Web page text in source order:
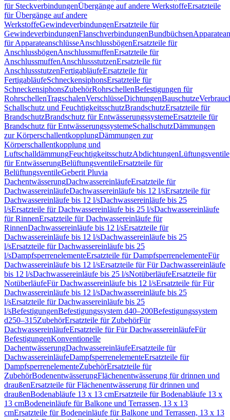
für SteckverbindungenÜbergänge auf andere WerkstoffeErsatzteile
für Übergänge auf andere
WerkstoffeGewindeverbindungenErsatzteile für
GewindeverbindungenFlanschverbindungenBundbüchsen
für ApparateanschlüsseAnschlussbögenErsatzteile für
AnschlussbögenAnschlussmuffenErsatzteile für
AnschlussmuffenAnschlussstutzenErsatzteile für
AnschlussstutzenFertigabläufeErsatzteile für
FertigabläufeSchneckensiphonsErsatzteile für
SchneckensiphonsZubehörRohrschellenBefestigungen für
RohrschellenTragschalenVerschlüsseDichtungenBauschutze
Schallschutz und FeuchtigkeitsschutzBrandschutzErsatzteile für
BrandschutzBrandschutz für EntwässerungssystemeErsatzteile für
Brandschutz für EntwässerungssystemeSchallschutzDämmungen
zur KörperschallentkopplungDämmungen zur
Körperschallentkopplung und
LuftschalldämmungFeuchtigkeitsschutzAbdichtungenLüftungsventile
für EntwässerungBelüftungsventileErsatzteile für
BelüftungsventileGeberit Pluvia
DachentwässerungDachwassereinläufeErsatzteile für
DachwassereinläufeDachwassereinläufe bis 12 l/sErsatzteile für
Dachwassereinläufe bis 12 l/sDachwassereinläufe bis 25
l/sErsatzteile für Dachwassereinläufe bis 25 l/sDachwassereinläufe
für RinnenErsatzteile für Dachwassereinläufe für
RinnenDachwassereinläufe bis 12 l/sErsatzteile für
Dachwassereinläufe bis 12 l/sDachwassereinläufe bis 25
l/sErsatzteile für Dachwassereinläufe bis 25
l/sDampfsperrenelementeErsatzteile für DampfsperrenelementeFür
Dachwassereinläufe bis 12 l/sErsatzteile für Für Dachwassereinläufe
bis 12 l/sDachwassereinläufe bis 25 l/sNotüberläufeErsatzteile für
NotüberläufeFür Dachwassereinläufe bis 12 l/sErsatzteile für Für
Dachwassereinläufe bis 12 l/sDachwassereinläufe bis 25
l/sErsatzteile für Dachwassereinläufe bis 25
l/sBefestigungenBefestigungssystem d40–200Befestigungssystem
d250–315ZubehörErsatzteile für ZubehörFür
DachwassereinläufeErsatzteile für Für DachwassereinläufeFür
BefestigungenKonventionelle
DachentwässerungDachwassereinläufeErsatzteile für
DachwassereinläufeDampfsperrenelementeErsatzteile für
DampfsperrenelementeZubehörErsatzteile für
ZubehörBodenentwässerungFlächenentwässerung für drinnen und
draußenErsatzteile für Flächenentwässerung für drinnen und
draußenBodenabläufe 13 x 13 cmErsatzteile für Bodenabläufe 13 x
13 cmBodeneinläufe für Balkone und Terrassen, 13 x 13
cmErsatzteile für Bodeneinläufe für Balkone und Terrassen, 13 x 13